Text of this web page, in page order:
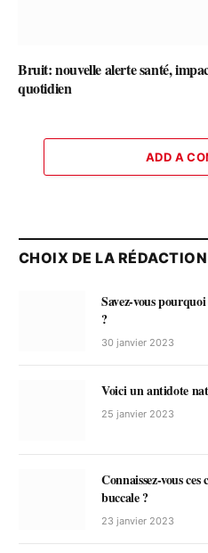
Bruit: nouvelle alerte santé,
quotidien
ADD A
CHOIX DE LA RÉDACTION
Savez-vous
?
30 janvier 2023
Voici un antidote
25 janvier 2023
Connaissez-vous
buccale ?
23 janvier 2023